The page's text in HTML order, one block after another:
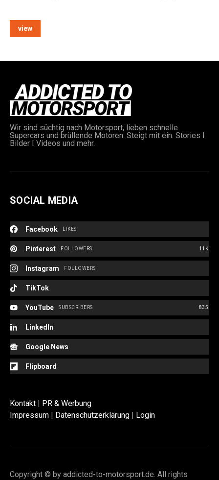
view
Wir sind süchtig nach Motorsport, lieben schnelle
Supercars und brüllende Motoren. Steigt mit ein. Stories I
Bilder I Videos und mehr.
SOCIAL MEDIA
Facebook LIKES
Pinterest 11K
FOLLOWERS
Instagram FOLLOWERS
TikTok
YouTube 835
SUBSCRIBERS
LinkedIn
Google News
Flipboard
Kontakt | PR & Werbung
Impressum | Datenschutzerklärung | Login
Copyright © by addicted-to-motorsport.de. All rights